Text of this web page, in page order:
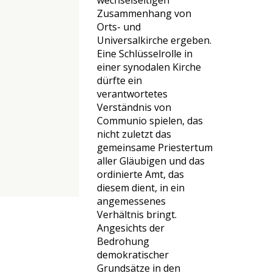
Zusammenhang von
Orts- und
Universalkirche ergeben.
Eine Schlüsselrolle in
einer synodalen Kirche
dürfte ein
verantwortetes
Verständnis von
Communio spielen, das
nicht zuletzt das
gemeinsame Priestertum
aller Gläubigen und das
ordinierte Amt, das
diesem dient, in ein
angemessenes
Verhältnis bringt.
Angesichts der
Bedrohung
demokratischer
Grundsätze in den